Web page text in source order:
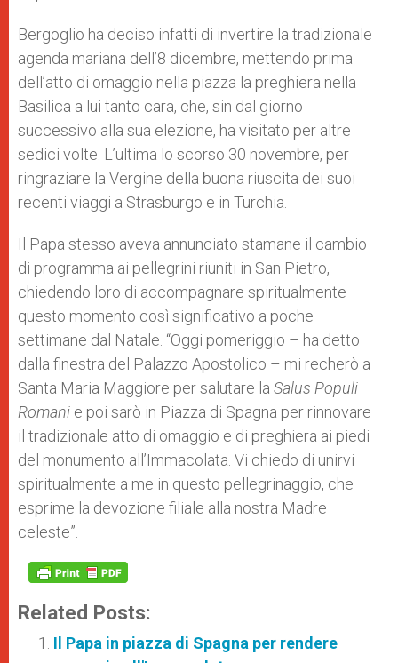
Bergoglio ha deciso infatti di invertire la tradizionale
agenda mariana dell’8 dicembre, mettendo prima
dell’atto di omaggio nella piazza la preghiera nella
Basilica a lui tanto cara, che, sin dal giorno
successivo alla sua elezione, ha visitato per altre
sedici volte. L’ultima lo scorso 30 novembre, per
ringraziare la Vergine della buona riuscita dei suoi
recenti viaggi a Strasburgo e in Turchia.
Il Papa stesso aveva annunciato stamane il cambio
di programma ai pellegrini riuniti in San Pietro,
chiedendo loro di accompagnare spiritualmente
questo momento così significativo a poche
settimane dal Natale. “Oggi pomeriggio – ha detto
dalla finestra del Palazzo Apostolico – mi recherò a
Santa Maria Maggiore per salutare la Salus Populi
Romani e poi sarò in Piazza di Spagna per rinnovare
il tradizionale atto di omaggio e di preghiera ai piedi
del monumento all’Immacolata. Vi chiedo di unirvi
spiritualmente a me in questo pellegrinaggio, che
esprime la devozione filiale alla nostra Madre
celeste”.
Related Posts:
Il Papa in piazza di Spagna per rendere